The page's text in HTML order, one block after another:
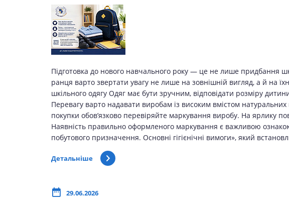
Підготовка до нового навчального року — це не лише придбання
ранця варто звертати увагу не лише на зовнішній вигляд, а й на
шкільного одягу Одяг має бути зручним, відповідати розміру
Перевагу варто надавати виробам із високим вмістом
покупки обов’язково перевіряйте маркування виробу. На ярлику
Наявність правильно оформленого маркування є важливою ознакою
побутового призначення. Основні гігієнічні вимоги», який
Детальніше
29.06.2026